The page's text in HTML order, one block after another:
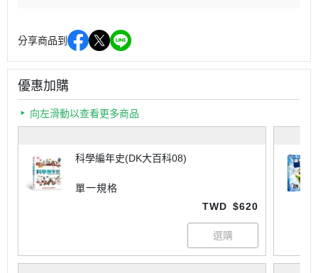
分享商品到
優惠加購
向左滑動以查看更多商品
科學編年史(DK大百科08)
單一規格
TWD $620